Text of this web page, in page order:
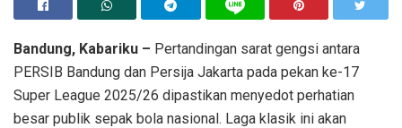
Bandung, Kabariku – Pertandingan sarat gengsi antara
PERSIB Bandung dan Persija Jakarta pada pekan ke-17
Super League 2025/26 dipastikan menyedot perhatian
besar publik sepak bola nasional. Laga klasik ini akan